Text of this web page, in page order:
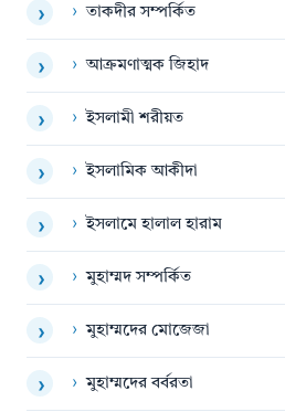
› › তাকদীর সম্পর্কিত
› › আক্রমণাত্মক জিহাদ
› › ইসলামী শরীয়ত
› › ইসলামিক আকীদা
› › ইসলামে হালাল হারাম
› › মুহাম্মদ সম্পর্কিত
› › মুহাম্মদের মোজেজা
› › মুহাম্মদের বর্বরতা